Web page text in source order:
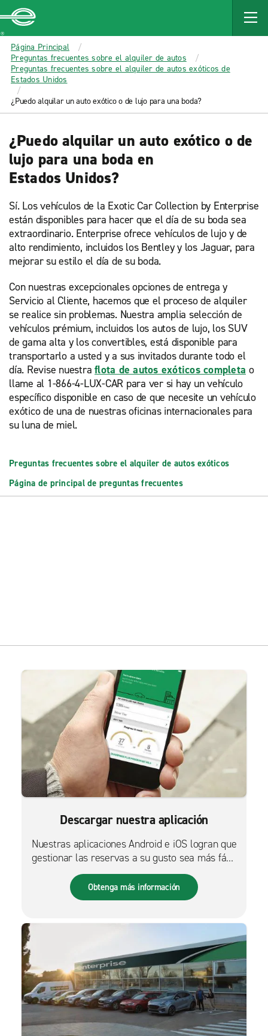
MAIN
CONTENT
Enterprise
Página Principal
Preguntas frecuentes sobre el alquiler de autos
Preguntas frecuentes sobre el alquiler de autos exóticos de
Estados Unidos
¿Puedo alquilar un auto exótico o de lujo para una boda?
¿Puedo alquilar un auto exótico o de
lujo para una boda en
Estados Unidos?
Sí. Los vehículos de la Exotic Car Collection by Enterprise
están disponibles para hacer que el día de su boda sea
extraordinario. Enterprise ofrece vehículos de lujo y de
alto rendimiento, incluidos los Bentley y los Jaguar, para
mejorar su estilo el día de su boda.
Con nuestras excepcionales opciones de entrega y
Servicio al Cliente, hacemos que el proceso de alquiler
se realice sin problemas. Nuestra amplia selección de
vehículos prémium, incluidos los autos de lujo, los SUV
de gama alta y los convertibles, está disponible para
transportarlo a usted y a sus invitados durante todo el
día. Revise nuestra flota de autos exóticos completa o
llame al 1-866-4-LUX-CAR para ver si hay un vehículo
específico disponible en caso de que necesite un vehículo
exótico de una de nuestras oficinas internacionales para
su luna de miel.
Preguntas frecuentes sobre el alquiler de autos exóticos
Página de principal de preguntas frecuentes
Descargar nuestra aplicación
Nuestras aplicaciones Android e iOS logran que
gestionar las reservas a su gusto sea más fácil
que nunca.
Obtenga más información